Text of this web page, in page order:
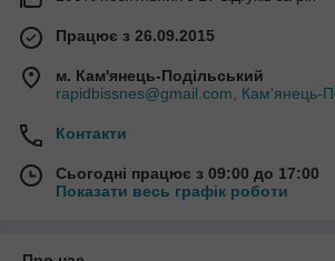
Працює з 26.09.2015
м. Кам'янець-Подільський
rapidbissnes@gmail.com, Кам'янець-
Контакти
Сьогодні працює з 09:00 до 17:00
Показати весь графік роботи